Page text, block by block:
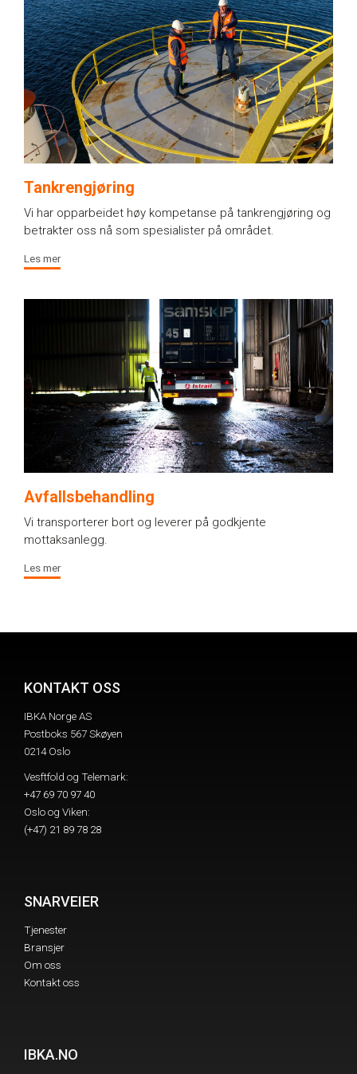
Tankrengjøring
Vi har opparbeidet høy kompetanse på tankrengjøring og
betrakter oss nå som spesialister på området.
Les mer
Avfallsbehandling
Vi transporterer bort og leverer på godkjente
mottaksanlegg.
Les mer
KONTAKT OSS
IBKA Norge AS
Postboks 567 Skøyen
0214 Oslo
Vesftfold og Telemark:
+47 69 70 97 40
Oslo og Viken:
(+47) 21 89 78 28
SNARVEIER
Tjenester
Bransjer
Om oss
Kontakt oss
IBKA.NO